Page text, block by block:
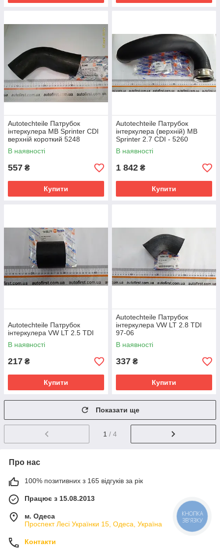
Autotechteile Патрубок
інтеркулера MB Sprinter CDI
верхній короткий 5248
В наявності
557 ₴
Купити
Autotechteile Патрубок
інтеркулера (верхній) MB
Sprinter 2.7 CDI - 5260
В наявності
1 842 ₴
Купити
Autotechteile Патрубок
інтеркулера VW LT 2.5 TDI
В наявності
217 ₴
Купити
Autotechteile Патрубок
інтеркулера VW LT 2.8 TDI
97-06
В наявності
337 ₴
Купити
Показати ще
1 / 4
Про нас
100% позитивних з 165 відгуків за рік
Працює з 15.08.2013
м. Одеса
Проспект Лесі Українки 15, Одеса, Україна
Контакти
КНОПКА
ЗВ'ЯЗКУ